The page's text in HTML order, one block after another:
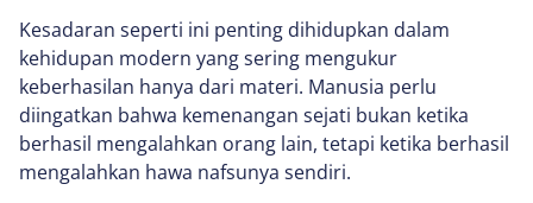
Kesadaran seperti ini penting dihidupkan dalam
kehidupan modern yang sering mengukur
keberhasilan hanya dari materi. Manusia perlu
diingatkan bahwa kemenangan sejati bukan ketika
berhasil mengalahkan orang lain, tetapi ketika berhasil
mengalahkan hawa nafsunya sendiri.